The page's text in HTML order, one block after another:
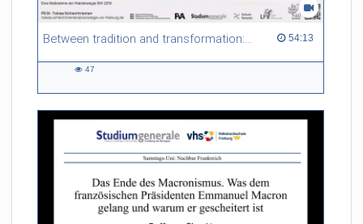
Between tradition and transformation: how owners, advisers and institutions co-create knowledge for resilient forests in Europe 54:13
54:13 duration
47